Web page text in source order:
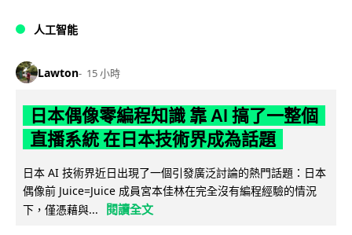
人工智能
Lawton 15 小時
日本偶像零編程知識 靠 AI 搞了一整個
直播系統 在日本技術界成為話題
日本 AI 技術界近日出現了一個引發廣泛討論的熱門話題：日本
偶像前 Juice=Juice 成員宮本佳林在完全沒有編程經驗的情況
下，僅憑藉與...
閱讀全文